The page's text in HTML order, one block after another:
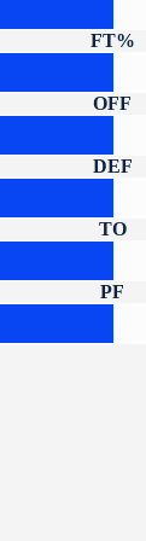
FT%
OFF
DEF
TO
PF